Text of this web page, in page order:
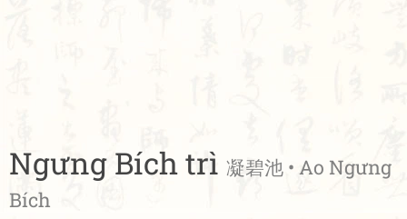
Ngưng Bích trì 凝碧池 • Ao Ngưng
Bích